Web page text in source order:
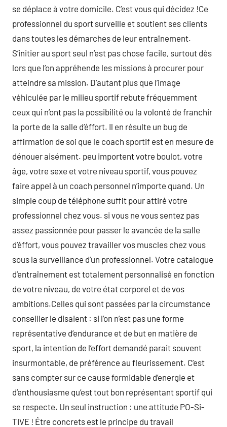
se déplace à votre domicile. C’est vous qui décidez !Ce
professionnel du sport surveille et soutient ses clients
dans toutes les démarches de leur entraînement.
S’initier au sport seul n’est pas chose facile, surtout dès
lors que l’on appréhende les missions à procurer pour
atteindre sa mission. D’autant plus que l’image
véhiculée par le milieu sportif rebute fréquemment
ceux qui n’ont pas la possibilité ou la volonté de franchir
la porte de la salle d’éffort. Il en résulte un bug de
affirmation de soi que le coach sportif est en mesure de
dénouer aisément. peu importent votre boulot, votre
âge, votre sexe et votre niveau sportif, vous pouvez
faire appel à un coach personnel n’importe quand. Un
simple coup de téléphone suffit pour attiré votre
professionnel chez vous. si vous ne vous sentez pas
assez passionnée pour passer le avancée de la salle
d’éffort, vous pouvez travailler vos muscles chez vous
sous la surveillance d’un professionnel. Votre catalogue
d’entraînement est totalement personnalisé en fonction
de votre niveau, de votre état corporel et de vos
ambitions.Celles qui sont passées par la circumstance
conseiller le disaient : si l’on n’est pas une forme
représentative d’endurance et de but en matière de
sport, la intention de l’effort demandé parait souvent
insurmontable, de préférence au fleurissement. C’est
sans compter sur ce cause formidable d’energie et
d’enthousiasme qu’est tout bon représentant sportif qui
se respecte. Un seul instruction : une attitude PO-Si-
TIVE ! Être concrets est le principe du travail